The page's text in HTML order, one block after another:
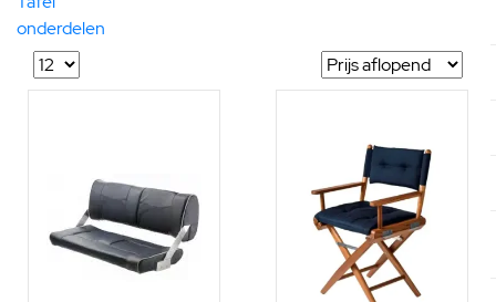
onderdelen